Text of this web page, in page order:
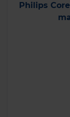
Philips